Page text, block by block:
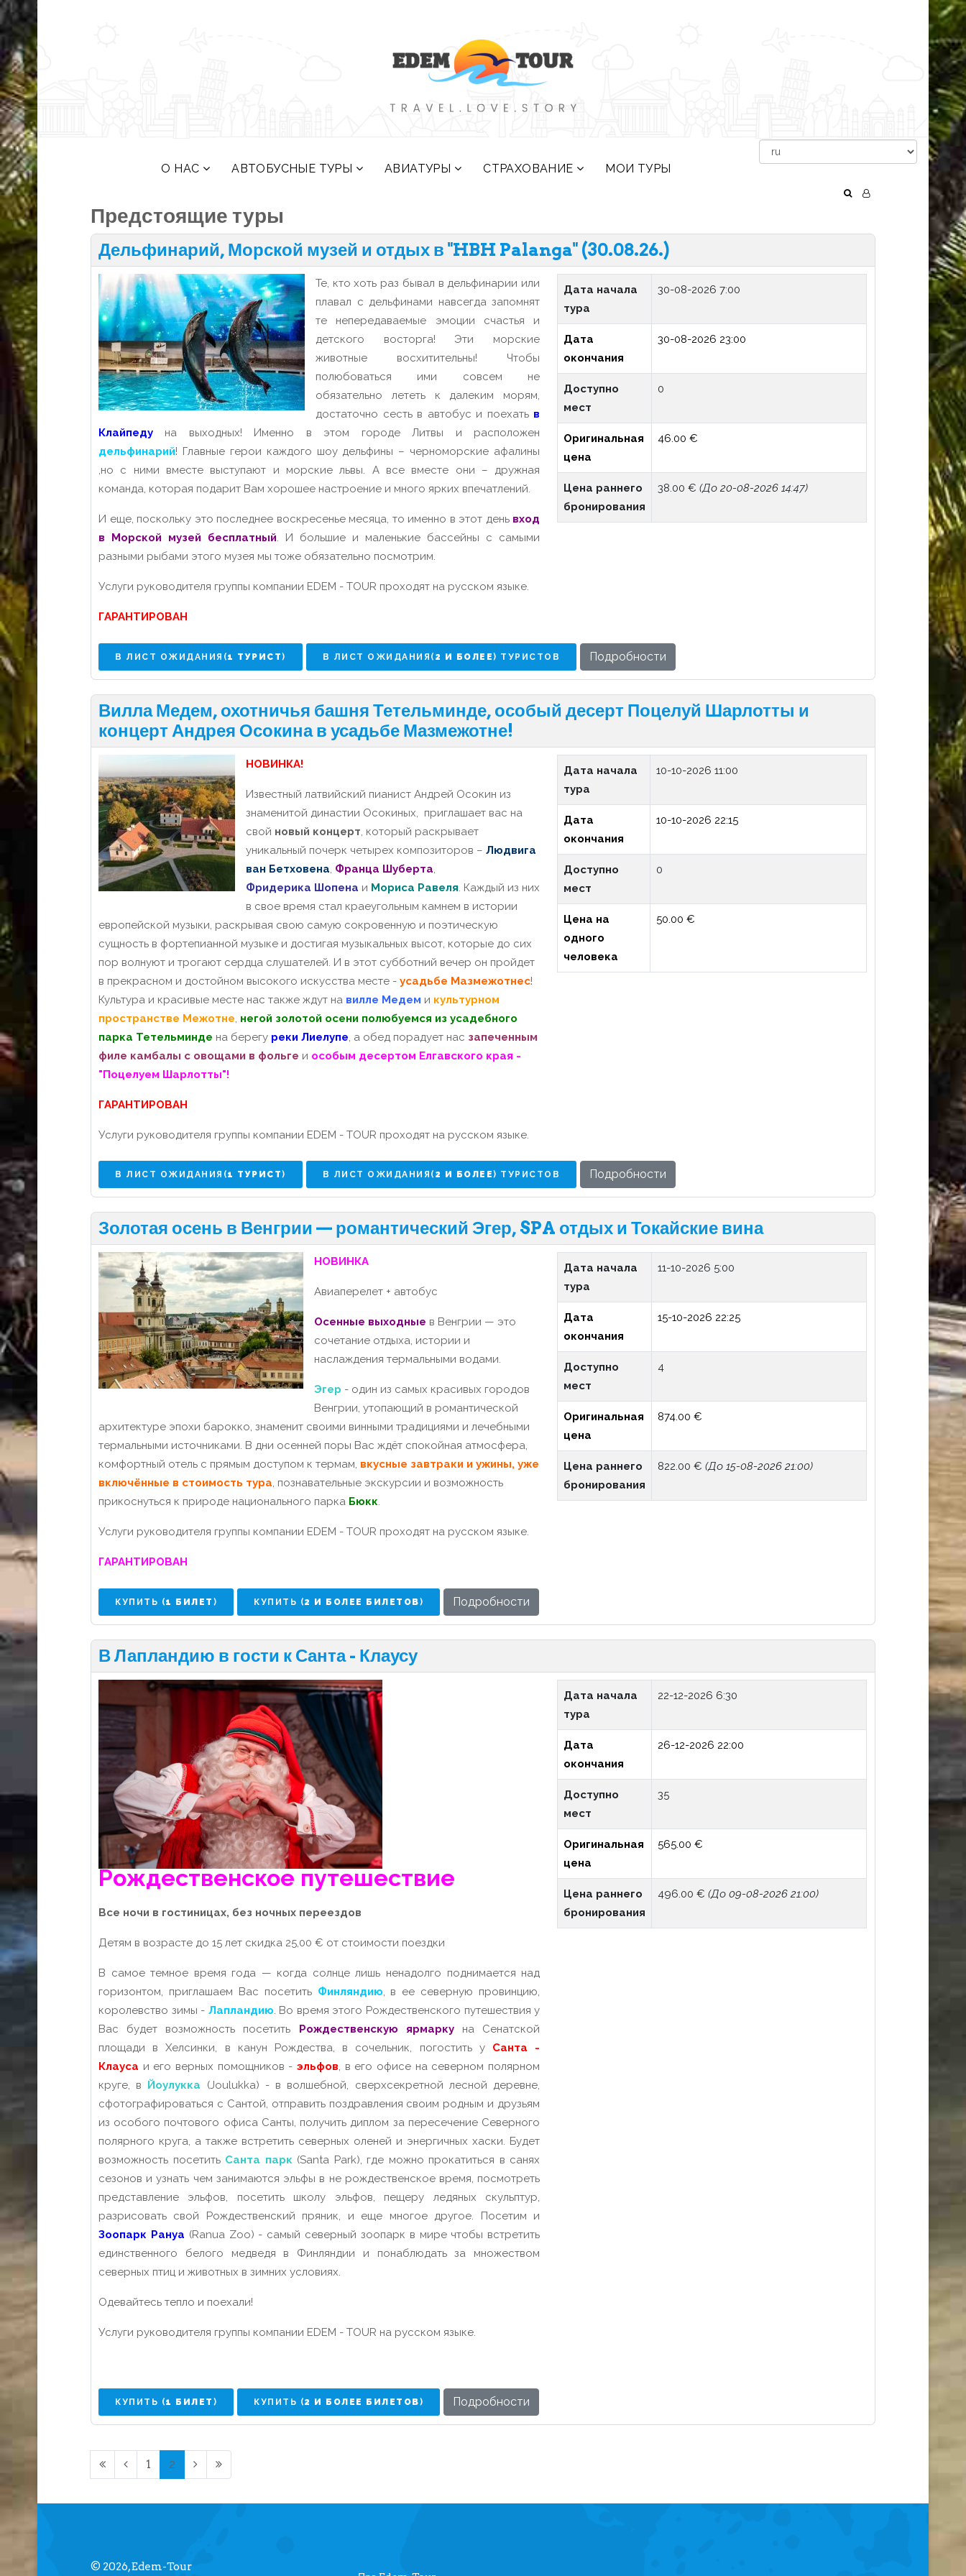
О НАС АВТОБУСНЫЕ ТУРЫ АВИАТУРЫ СТРАХОВАНИЕ МОИ ТУРЫ
Предстоящие туры
Дельфинарий, Морской музей и отдых в "HBH Palanga" (30.08.26.)
Те, кто хоть раз бывал в дельфинарии или
плавал с дельфинами навсегда запомнят
те непередаваемые эмоции счастья и
детского восторга! Эти морские
животные восхитительны! Чтобы
полюбоваться ими совсем не
обязательно лететь к далеким морям,
достаточно сесть в автобус и поехать в
Клайпеду на выходных! Именно в этом городе Литвы и расположен
дельфинарий! Главные герои каждого шоу дельфины – черноморские афалины
,но с ними вместе выступают и морские львы. А все вместе они – дружная
команда, которая подарит Вам хорошее настроение и много ярких впечатлений.
И еще, поскольку это последнее воскресенье месяца, то именно в этот деньвход
в Морской музей бесплатный. И большие и маленькие бассейны с самыми
разными рыбами этого музея мы тоже обязательно посмотрим.
Услуги руководителя группы компании EDEM - TOUR проходят на русском языке.
ГАРАНТИРОВАН
Дата начала
тура
30-08-2026 7:00
Дата
окончания
30-08-2026 23:00
Доступно
мест
0
Оригинальная
цена
46.00 €
Цена раннего
бронирования
38.00 €(До 20-08-2026 14:47)
В ЛИСТ ОЖИДАНИЯ(1 ТУРИСТ) В ЛИСТ ОЖИДАНИЯ( 2 И БОЛЕЕ) ТУРИСТОВ Подробности
Вилла Медем, охотничья башня Тетельминде, особый десерт Поцелуй Шарлотты и
концерт Андрея Осокина в усадьбе Мазмежотне!
НОВИНКА!
Известный латвийский пианист Андрей Осокин из
знаменитой династии Осокиных, приглашает вас на
свой новый концерт , который раскрывает
уникальный почерк четырех композиторов – Людвига
ван Бетховена Франца Шуберта
Фридерика Шопена и Мориса Равеля Каждый из них
в свое время стал краеугольным камнем в истории
европейской музыки, раскрывая свою самую сокровенную и поэтическую
сущность в фортепианной музыке и достигая музыкальных высот, которые до сих
пор волнуют и трогают сердца слушателей. И в этот субботний вечер он пройдет
в прекрасном и достойном высокого искусства месте - усадьбе Мазмежотнес!
Культура и красивые месте нас также ждут на вилле Медем и культурном
пространстве Межотне негой золотой осени полюбуемся из усадебного
парка Тетельминде на берегу реки Лиелупе , а обед порадует нас запеченным
филе камбалы с овощами в фольге и особым десертом Елгавского края -
"Поцелуем Шарлотты"!
ГАРАНТИРОВАН
Услуги руководителя группы компании EDEM - TOUR проходят на русском языке.
Дата начала
тура
10-10-2026 11:00
Дата
окончания
10-10-2026 22:15
Доступно
мест
0
Цена на
одного
человека
50.00 €
В ЛИСТ ОЖИДАНИЯ(1 ТУРИСТ) В ЛИСТ ОЖИДАНИЯ( 2 И БОЛЕЕ) ТУРИСТОВ Подробности
Золотая осень в Венгрии — романтический Эгер, SPA отдых и Токайские вина
НОВИНКА
Авиаперелет + автобус
Осенные выходные в Венгрии — это
сочетание отдыха, истории и
наслаждения термальными водами.
Эгер - один из самых красивых городов
Венгрии, утопающий в романтической
архитектуре эпохи барокко, знаменит своими винными традициями и лечебными
термальными источниками. В дни осенней поры Вас ждёт спокойная атмосфера,
комфортный отель с прямым доступом к термам, вкусные завтраки и ужины, уже
включённые в стоимость тура, познавательные экскурсии и возможность
прикоснуться к природе национального парка Бюкк.
Услуги руководителя группы компании EDEM - TOUR проходят на русском языке.
ГАРАНТИРОВАН
Дата начала
тура
11-10-2026 5:00
Дата
окончания
15-10-2026 22:25
Доступно
мест
4
Оригинальная
цена
874.00 €
Цена раннего
бронирования
822.00 €(До 15-08-2026 21:00)
КУПИТЬ (1 БИЛЕТ ) КУПИТЬ (2 И БОЛЕЕ БИЛЕТОВ) Подробности
В Лапландию в гости к Санта - Клаусу
Рождественское путешествие
Все ночи в гостиницах, без ночных переездов
Детям в возрасте до 15 лет скидка 25,00 € от стоимости поездки
В самое темное время года — когда солнце лишь ненадолго поднимается над
горизонтом, приглашаем Вас посетить Финляндию, в ее северную провинцию,
королевство зимы - Лапландию. Во время этого Рождественского путешествия у
Вас будет возможность посетить Рождественскую ярмаркуна Сенатской
площади в Хелсинки, в канун Рождества, в сочельник, погостить у Санта -
Клауса и его верных помощников -эльфов, в его офисе на северном полярном
круге, в Йоулукка (Joulukka) - в волшебной, сверхсекретной лесной деревне,
сфотографироваться с Сантой, отправить поздравления своим родным и друзьям
из особого почтового офиса Санты, получить диплом за пересечение Северного
полярного круга, а также встретить северных оленей и энергичных хаски. Будет
возможность посетить Санта парк (Santa Park), где можно прокатиться в санях
сезонов и узнать чем занимаются эльфы в не рождественское время, посмотреть
представление эльфов, посетить школу эльфов, пещеру ледяных скульптур,
разрисовать свой Рождественский пряник, и еще многое другое. Посетим и
Зоопарк Рануа (Ranua Zoo) - самый северный зоопарк в мире чтобы встретить
единственного белого медведя в Финляндии и понаблюдать за множеством
северных птиц и животных в зимних условиях.
Одевайтесь тепло и поехали!
Услуги руководителя группы компании EDEM - TOUR на русском языке.
Дата начала
тура
22-12-2026 6:30
Дата
окончания
26-12-2026 22:00
Доступно
мест
35
Оригинальная
цена
565.00 €
Цена раннего
бронирования
496.00 €(До 09-08-2026 21:00)
КУПИТЬ (1 БИЛЕТ ) КУПИТЬ (2 И БОЛЕЕ БИЛЕТОВ) Подробности
1 2
© 2026, Edem-Tour